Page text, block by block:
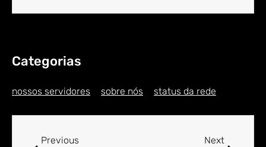
Categorias
nossos servidores sobre nós status da rede
Previous Next